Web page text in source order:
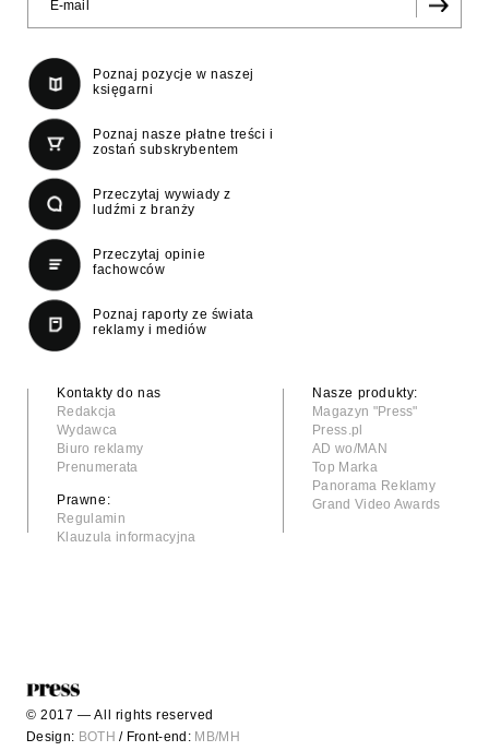
Poznaj pozycje w naszej
księgarni
Poznaj nasze płatne treści i
zostań subskrybentem
Przeczytaj wywiady z
ludźmi z branży
Przeczytaj opinie
fachowców
Poznaj raporty ze świata
reklamy i mediów
Kontakty do nas
Redakcja
Wydawca
Biuro reklamy
Prenumerata
Prawne:
Regulamin
Klauzula informacyjna
Nasze produkty:
Magazyn "Press"
Press.pl
AD wo/MAN
Top Marka
Panorama Reklamy
Grand Video Awards
Design: BOTH / Front-end: MB/MH
© 2017 — All rights reserved